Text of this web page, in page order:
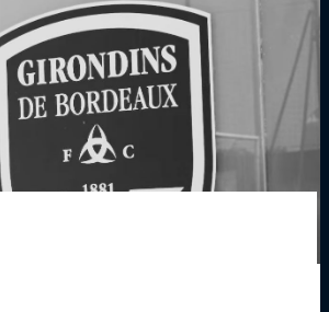
Les réactions des journalistes